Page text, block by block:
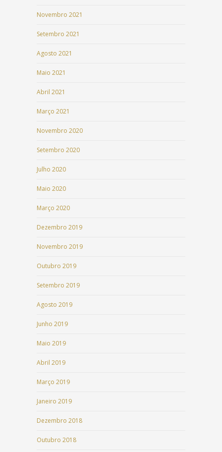
Novembro 2021
Setembro 2021
Agosto 2021
Maio 2021
Abril 2021
Março 2021
Novembro 2020
Setembro 2020
Julho 2020
Maio 2020
Março 2020
Dezembro 2019
Novembro 2019
Outubro 2019
Setembro 2019
Agosto 2019
Junho 2019
Maio 2019
Abril 2019
Março 2019
Janeiro 2019
Dezembro 2018
Outubro 2018